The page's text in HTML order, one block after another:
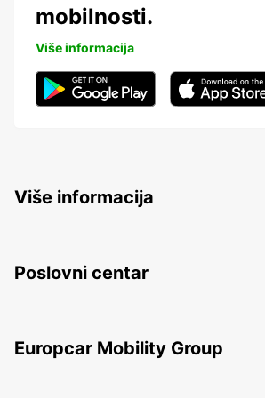
mobilnosti.
Više informacija
Više informacija
Poslovni centar
Europcar Mobility Group